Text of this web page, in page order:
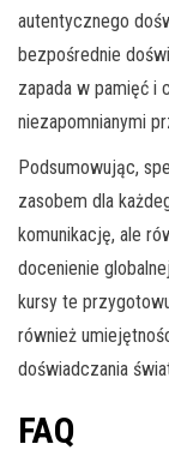
autentycznego
bezpośrednie
zapada w pamięć i
niezapomnianymi
Podsumowując,
zasobem dla
komunikację, ale
docenienie
kursy te
również
doświadczania
FAQ